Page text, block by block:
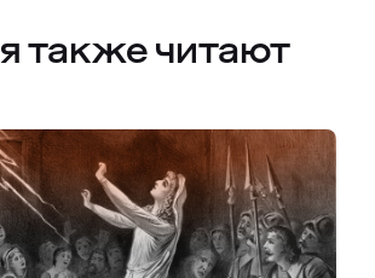
также читают